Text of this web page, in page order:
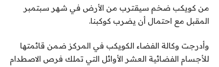
من كويكب ضخم سيقترب من الأرض في شهر سبتمبر
المقبل مع احتمال أن يضرب كوكبنا.
وأدرجت وكالة الفضاء الكويكب في المركز ضمن قائمتها
للأجسام الفضائية العشر الأوائل التي تملك فرص الاصطدام